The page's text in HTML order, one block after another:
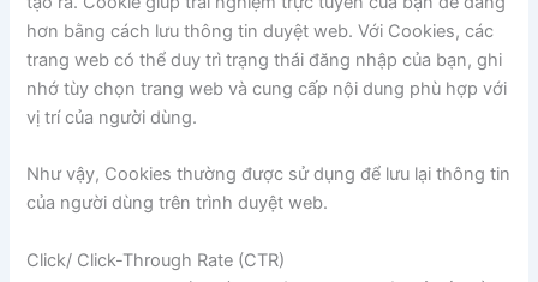
hơn bằng cách lưu thông tin duyệt web. Với Cookies, các
trang web có thể duy trì trạng thái đăng nhập của bạn, ghi
nhớ tùy chọn trang web và cung cấp nội dung phù hợp với
vị trí của người dùng.
Như vậy, Cookies thường được sử dụng để lưu lại thông tin
của người dùng trên trình duyệt web.
Click/ Click-Through Rate (CTR)